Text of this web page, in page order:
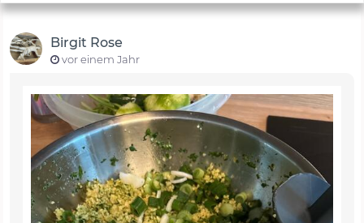
Birgit Rose
vor einem Jahr